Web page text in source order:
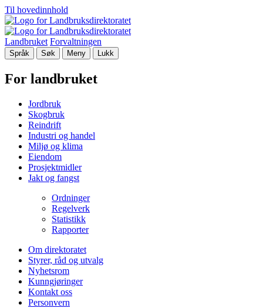
Til hovedinnhold
Landbruket Forvaltningen
Språk Søk Meny Lukk
For landbruket
Jordbruk
Skogbruk
Reindrift
Industri og handel
Miljø og klima
Eiendom
Prosjektmidler
Jakt og fangst
Ordninger
Regelverk
Statistikk
Rapporter
Om direktoratet
Styrer, råd og utvalg
Nyhetsrom
Kunngjøringer
Kontakt oss
Personvern